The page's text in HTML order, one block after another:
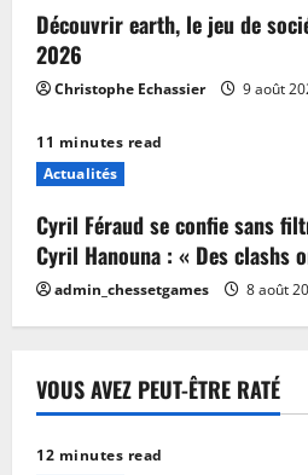
Découvrir earth, le jeu de
2026
Christophe Echassier 9 août
11 minutes read
Actualités
Cyril Féraud se confie sans
Cyril Hanouna : « Des clashs
admin_chessetgames 8 août
VOUS AVEZ PEUT-ÊTRE RATÉ
12 minutes read